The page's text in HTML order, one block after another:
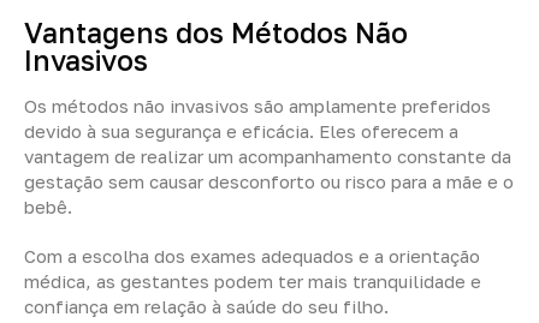
Vantagens dos Métodos Não
Invasivos
Os métodos não invasivos são amplamente preferidos
devido à sua segurança e eficácia. Eles oferecem a
vantagem de realizar um acompanhamento constante da
gestação sem causar desconforto ou risco para a mãe e o
bebê.
Com a escolha dos exames adequados e a orientação
médica, as gestantes podem ter mais tranquilidade e
confiança em relação à saúde do seu filho.